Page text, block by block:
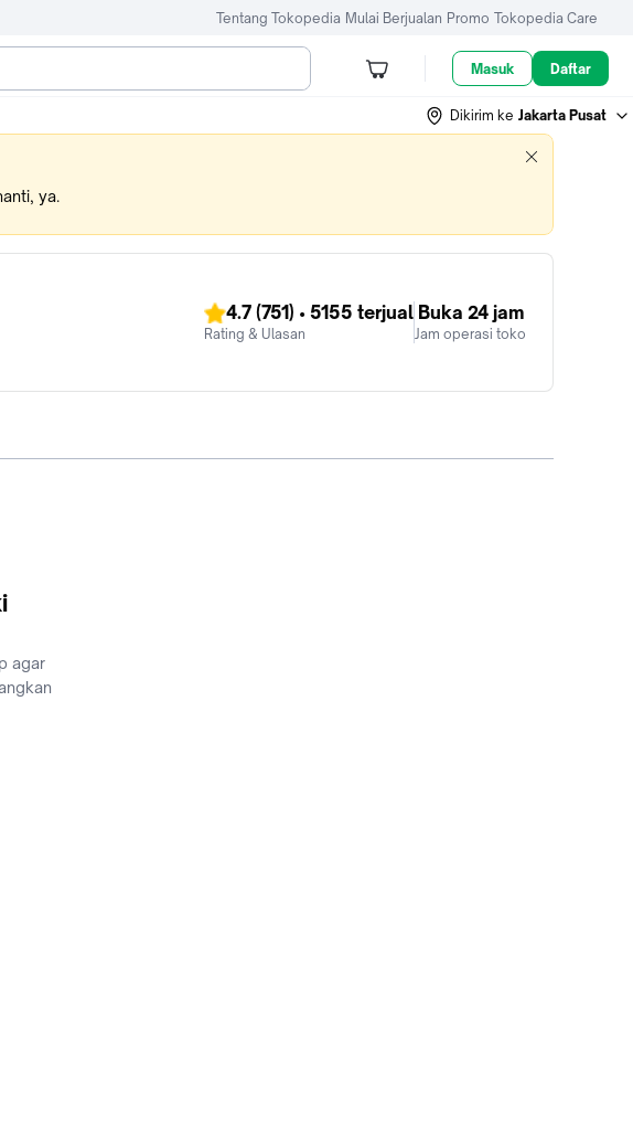
Tentang Tokopedia Mulai Berjualan Promo Tokopedia Care
Masuk Daftar
Dikirim ke Jakarta Pusat
ya.
4.7 (751) • 5155 terjual
Rating & Ulasan
Buka 24 jam
Jam operasi toko
agar